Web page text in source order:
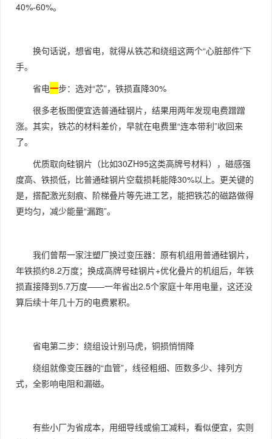
40%-60%。
换句话说，想省电，就得从铁芯和绕组这两个“心脏部件”下
手。
省电一步：选对“芯”，铁损直降30%
很多老板图便宜选普通硅钢片，结果用两年发现电费蹭蹭
涨。其实，铁芯的材料差价，早就在电费里“连本带利”收回来
了。
优质取向硅钢片（比如30ZH95这类高牌号材料），磁感强
度高、铁损低，比普通硅钢片空载损耗能降30%以上。更关键的
是，搭配激光刻痕、阶梯叠片等先进工艺，能把铁芯的磁路做得
更均匀，减少能量“漏跑”。
我们曾帮一家注塑厂换过变压器：原有机组用普通硅钢片，
年铁损约8.2万度；换成高牌号硅钢片+优化叠片的机组后，年铁
损直接降到5.7万度——一年省出2.5个家庭十年用电量，这还没
算后续十年几十万的电费累积。
省电第二步：绕组设计别马虎，铜损悄悄降
绕组就像变压器的“血管”，线径粗细、匝数多少、排列方
式，全影响电阻和漏磁。
有些小厂为省成本，用细导线或偷工减料，看似便宜，实则